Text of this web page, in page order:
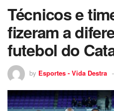
Técnicos e
fizeram a
futebol do
by Esportes - Vida Destra